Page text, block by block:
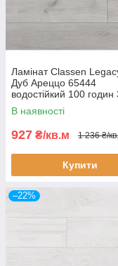
Ламінат Classen
Дуб Ареццо 65444
водостійкий 100 годин
клас AC5 10 мм з
В наявності
927 ₴/кв.м 1 236 ₴/
Купити
–22%